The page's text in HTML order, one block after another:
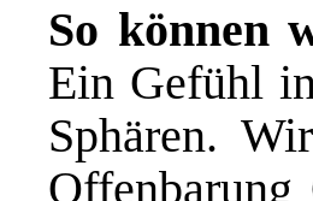
So können
Ein Gefühl
Sphären.